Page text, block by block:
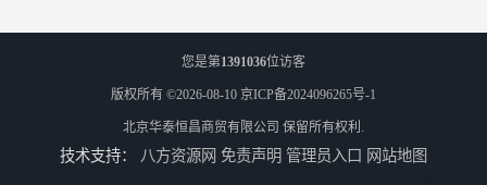
您是第1391036位访客
版权所有 ©2026-08-10 京ICP备2024096265号-1
北京华泰恒昌商贸有限公司 保留所有权利.
技术支持： 八方资源网 免责声明 管理员入口 网站地图